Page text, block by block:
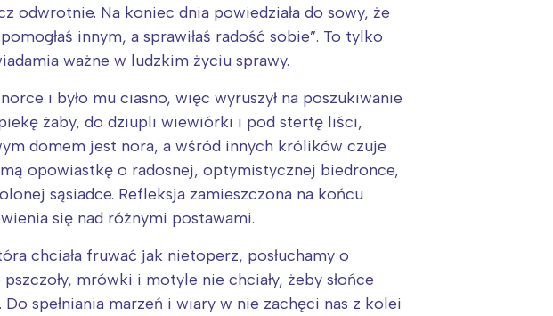
odwrotnie. Na koniec dnia powiedziała do sowy, że
innym, a sprawiłaś radość sobie”. To tylko
ważne w ludzkim życiu sprawy.
i było mu ciasno, więc wyruszył na poszukiwanie
żaby, do dziupli wiewiórki i pod stertę liści,
domem jest nora, a wśród innych królików czuje
opowiastkę o radosnej, optymistycznej biedronce,
sąsiadce. Refleksja zamieszczona na końcu
się nad różnymi postawami.
chciała fruwać jak nietoperz, posłuchamy o
mrówki i motyle nie chciały, żeby słońce
spełniania marzeń i wiary w nie zachęci nas z kolei